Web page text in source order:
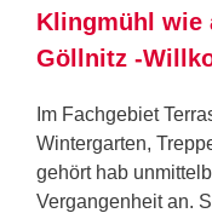
Klingmühl wie
Göllnitz -
Im Fachgebiet
Wintergarten,
gehört hab
Vergangenheit an.